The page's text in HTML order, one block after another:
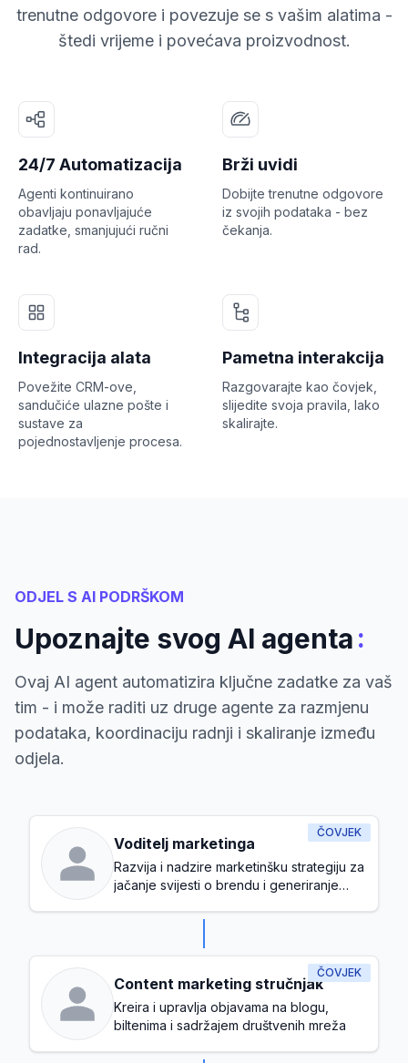
trenutne odgovore i povezuje se s vašim alatima -
štedi vrijeme i povećava proizvodnost.
24/7 Automatizacija
Agenti kontinuirano
obavljaju ponavljajuće
zadatke, smanjujući ručni
rad.
Brži uvidi
Dobijte trenutne odgovore
iz svojih podataka - bez
čekanja.
Integracija alata
Povežite CRM-ove,
sandučiće ulazne pošte i
sustave za
pojednostavljenje procesa.
Pametna interakcija
Razgovarajte kao čovjek,
slijedite svoja pravila, lako
skalirajte.
ODJEL S AI PODRŠKOM
Upoznajte svog AI agenta:
Ovaj AI agent automatizira ključne zadatke za vaš
tim - i može raditi uz druge agente za razmjenu
podataka, koordinaciju radnji i skaliranje između
odjela.
ČOVJEK
Voditelj marketinga
Razvija i nadzire marketinšku strategiju za
jačanje svijesti o brendu i generiranje
ČOVJEK
Content marketing stručnjak
Kreira i upravlja objavama na blogu,
biltenima i sadržajem društvenih mreža